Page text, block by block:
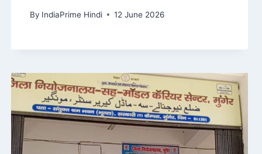
कम, मृतकों को परिजनों को मिले सरकारी नौकरी
By IndiaPrime Hindi 12 June 2026